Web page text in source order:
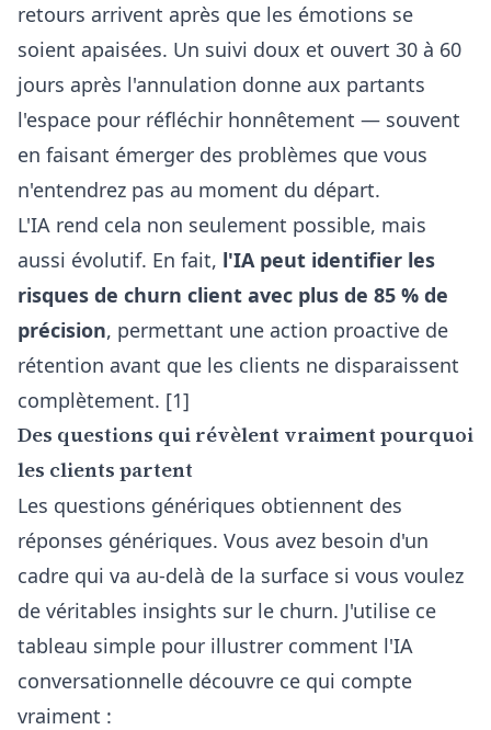
retours arrivent après que les émotions se
soient apaisées. Un suivi doux et ouvert 30 à 60
jours après l'annulation donne aux partants
l'espace pour réfléchir honnêtement — souvent
en faisant émerger des problèmes que vous
n'entendrez pas au moment du départ.
L'IA rend cela non seulement possible, mais
aussi évolutif. En fait, l'IA peut identifier les
risques de churn client avec plus de 85 % de
précision, permettant une action proactive de
rétention avant que les clients ne disparaissent
complètement. [1]
Des questions qui révèlent vraiment pourquoi
les clients partent
Les questions génériques obtiennent des
réponses génériques. Vous avez besoin d'un
cadre qui va au-delà de la surface si vous voulez
de véritables insights sur le churn. J'utilise ce
tableau simple pour illustrer comment l'IA
conversationnelle découvre ce qui compte
vraiment :